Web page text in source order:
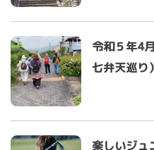
令和５年4
七弁天巡り）
楽しいジュ